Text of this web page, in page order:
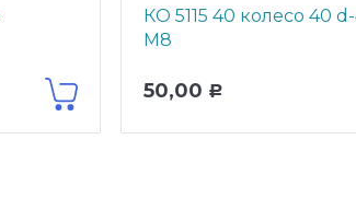
КO 5115 40 колесо 40
М8
50,00 Р